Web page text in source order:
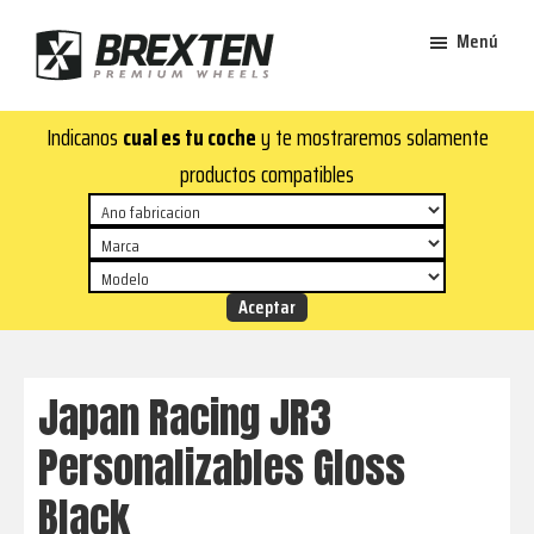
contenido
principal
de
página
Brexten
aluminio
premium
¡En
Brexten.com
encontrarás
aluminio
top!
estilo
para
tu
Menú
Indicanos cual es tu cochey te mostraremos solamente
productos compatibles
Japan Racing JR3
Personalizables Gloss
Black